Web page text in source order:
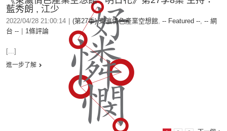
藍秀朗 , 江少
2022/04/28 21:00:14 (第27季) 東瀛情色產業空想館, -- Featured --, -- 網
台 --
1條評論
[...]
進一步了解